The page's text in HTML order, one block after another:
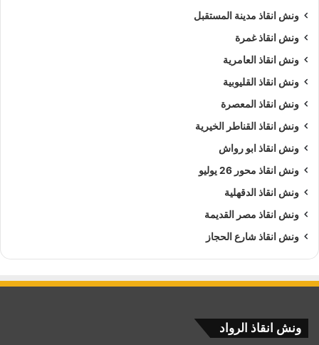
ونش انقاذ مدينة المستقبل
ونش انقاذ غمرة
ونش انقاذ العامرية
ونش انقاذ القليوبية
ونش انقاذ المعصرة
ونش انقاذ القناطر الخيرية
ونش انقاذ ابو رواش
ونش انقاذ محور 26 يوليو
ونش انقاذ الدقهلية
ونش انقاذ مصر القديمة
ونش انقاذ شارع الحجاز
ونش انقاذ الرواد